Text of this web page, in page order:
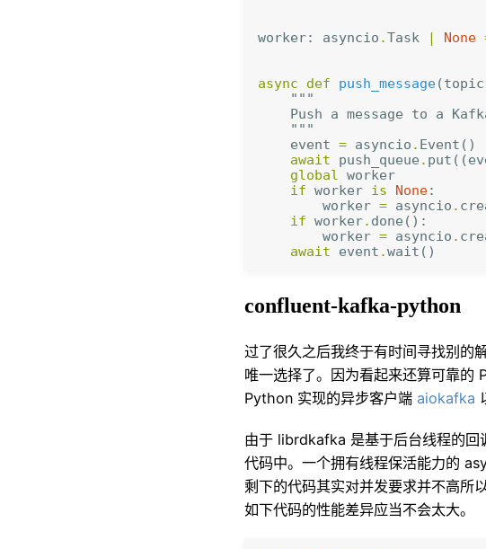
worker: asyncio .Task | None
async def push_message(topic
"""
Push a message to a
    """
event = asyncio . Event ()
await
push_queue . put ((
global
worker
if worker is None:
worker = asyncio .
if worker. done ():
worker = asyncio .
await
event .wait ()
confluent-kafka-python
过了很久之后我终于有时间寻找别的
唯一选择了。 因为看起来还算可靠的
Python 实现的异步客户端 aiokafka
由于 librdkafka 是基于后台线程的回
代码中。 一个拥有线程保活能力的
剩下的代码其实对并发要求并不高所
如下代码的性能差异应当不会太大。